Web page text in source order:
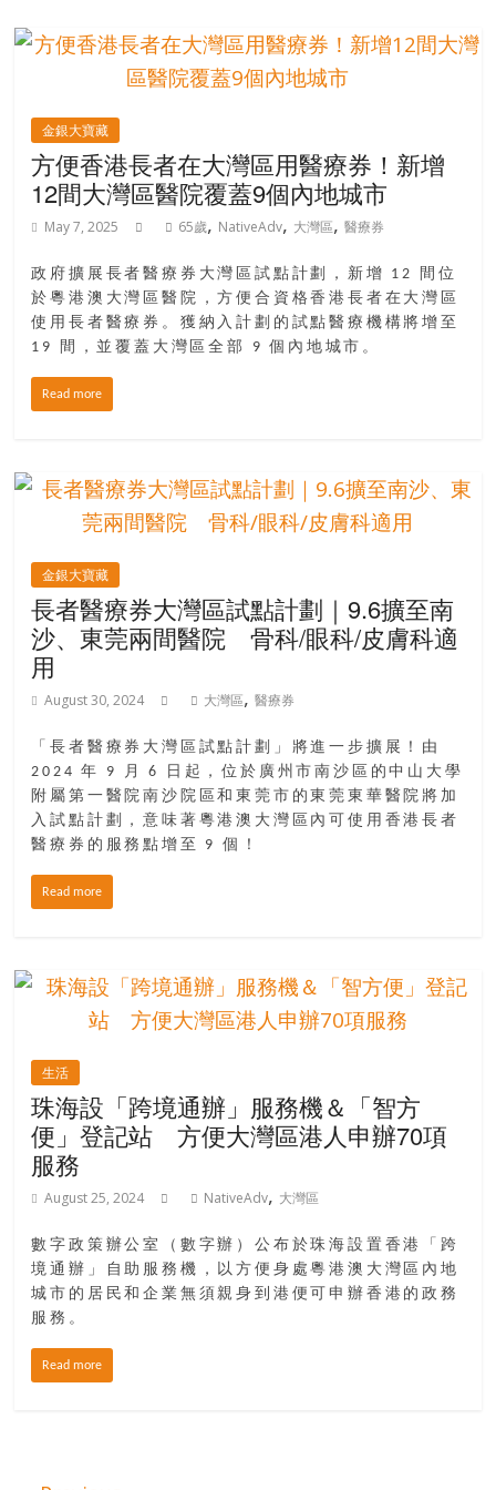
金銀大寶藏
方便香港長者在大灣區用醫療券！新增
12間大灣區醫院覆蓋9個內地城市
May 7, 2025 65歲, NativeAdv, 大灣區,醫療券
政府擴展長者醫療券大灣區試點計劃，新增 12 間位
於粵港澳大灣區醫院，方便合資格香港長者在大灣區
使用長者醫療券。獲納入計劃的試點醫療機構將增至
19 間，並覆蓋大灣區全部 9 個內地城市。
Read more
金銀大寶藏
長者醫療券大灣區試點計劃｜9.6擴至南
沙、東莞兩間醫院 骨科/眼科/皮膚科適
用
August 30, 2024 大灣區,醫療券
「長者醫療券大灣區試點計劃」將進一步擴展！由
2024 年 9 月 6 日起，位於廣州市南沙區的中山大學
附屬第一醫院南沙院區和東莞市的東莞東華醫院將加
入試點計劃，意味著粵港澳大灣區內可使用香港長者
醫療券的服務點增至 9 個！
Read more
生活
珠海設「跨境通辦」服務機＆「智方
便」登記站 方便大灣區港人申辦70項
服務
August 25, 2024 NativeAdv, 大灣區
數字政策辦公室（數字辦）公布於珠海設置香港「跨
境通辦」自助服務機，以方便身處粵港澳大灣區內地
城市的居民和企業無須親身到港便可申辦香港的政務
服務。
Read more